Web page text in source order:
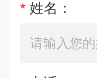
* 姓名：